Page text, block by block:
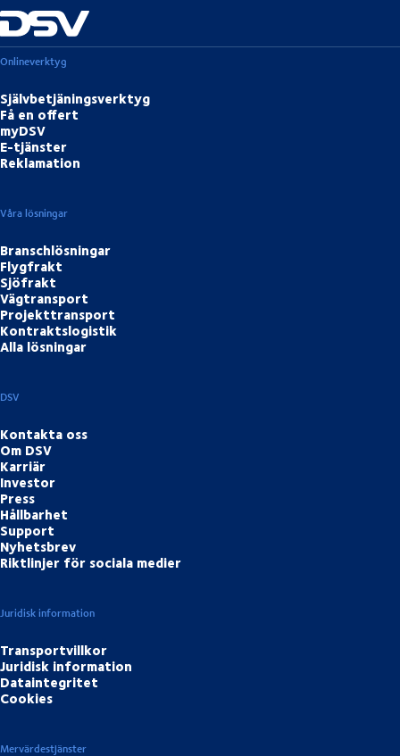
Onlineverktyg
Självbetjäningsverktyg
Få en offert
myDSV
E-tjänster
Reklamation
Våra lösningar
Branschlösningar
Flygfrakt
Sjöfrakt
Vägtransport
Projekttransport
Kontraktslogistik
Alla lösningar
DSV
Kontakta oss
Om DSV
Karriär
Investor
Press
Hållbarhet
Support
Nyhetsbrev
Riktlinjer för sociala medier
Juridisk information
Transportvillkor
Juridisk information
Dataintegritet
Cookies
Mervärdestjänster